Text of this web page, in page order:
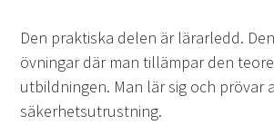
Den praktiska delen är lärarledd.
övningar där man tillämpar den
utbildningen. Man lär sig och prövar
säkerhetsutrustning.